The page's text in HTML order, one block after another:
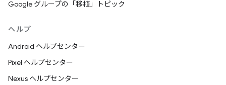
Google グループの「移植」トピック
ヘルプ
Android ヘルプセンター
Pixel ヘルプセンター
Nexus ヘルプセンター